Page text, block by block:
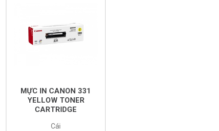
MỰC IN CANON 331
YELLOW TONER
CARTRIDGE
Cái